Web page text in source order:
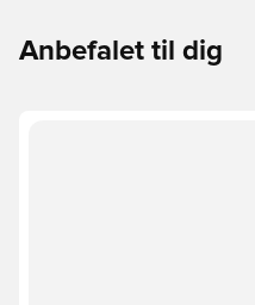
Anbefalet til dig